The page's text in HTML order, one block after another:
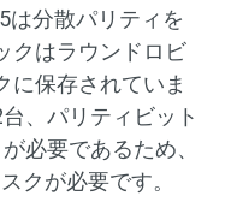
は分散パリティを
クはラウンドロビ
に保存されていま
、パリティビット
必要であるため、
クが必要です。